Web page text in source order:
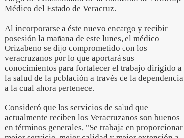
Médico del Estado de Veracruz.
Al incorporarse a éste nuevo encargo y recibir
posesión la mañana de este lunes, el médico
Orizabeño se dijo comprometido con los
veracruzanos por lo que aportará sus
conocimientos para fortalecer el trabajo dirigido a
la salud de la población a través de la dependencia
a la cual ahora pertenece.
Consideró que los servicios de salud que
actualmente reciben los Veracruzanos son buenos
en términos generales, "Se trabaja en proporcionar